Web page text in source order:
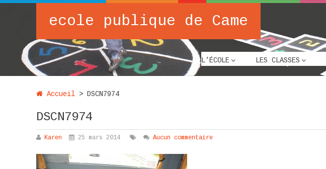
ecole publique de Came
L’ÉCOLE LES CLASSES
Accueil > DSCN7974
DSCN7974
Karen 25 mars 2014 Aucun commentaire